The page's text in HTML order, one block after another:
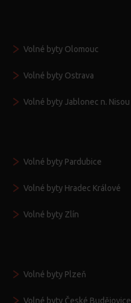
Volné byty Olomouc
Volné byty Ostrava
Volné byty Jablonec n. Nisou
Volné byty Pardubice
Volné byty Hradec Králové
Volné byty Zlín
Volné byty Plzeň
Volné byty České Budějovice